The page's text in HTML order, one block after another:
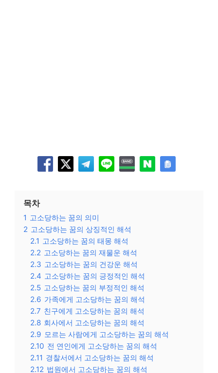
목차
1 고소당하는 꿈의 의미
2 고소당하는 꿈의 상징적인 해석
2.1 고소당하는 꿈의 태몽 해석
2.2 고소당하는 꿈의 재물운 해석
2.3 고소당하는 꿈의 건강운 해석
2.4 고소당하는 꿈의 긍정적인 해석
2.5 고소당하는 꿈의 부정적인 해석
2.6 가족에게 고소당하는 꿈의 해석
2.7 친구에게 고소당하는 꿈의 해석
2.8 회사에서 고소당하는 꿈의 해석
2.9 모르는 사람에게 고소당하는 꿈의 해석
2.10 전 연인에게 고소당하는 꿈의 해석
2.11 경찰서에서 고소당하는 꿈의 해석
2.12 법원에서 고소당하는 꿈의 해석